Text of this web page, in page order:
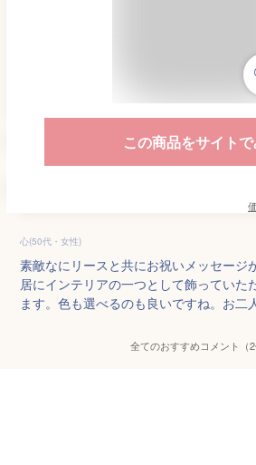
この商品をサイト
心(50代・女性)
素敵なにリースと共にお祝いメッセージ
居にインテリアの一つとして飾っていた
ます。色も選べるのも良いですね。お二
全てのおすすめコメント（2